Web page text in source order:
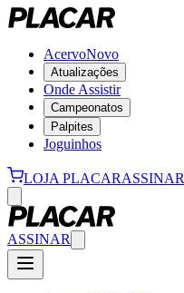
AcervoNovo
Atualizações
Onde Assistir
Campeonatos
Palpites
Joguinhos
LOJA PLACARASSINAR
ASSINAR